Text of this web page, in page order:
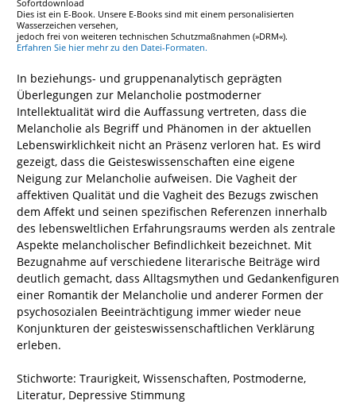
Sofortdownload
Dies ist ein E-Book. Unsere E-Books sind mit einem personalisierten
Wasserzeichen versehen,
jedoch frei von weiteren technischen Schutzmaßnahmen (»DRM«).
Erfahren Sie hier mehr zu den Datei-Formaten.
In beziehungs- und gruppenanalytisch geprägten
Überlegungen zur Melancholie postmoderner
Intellektualität wird die Auffassung vertreten, dass die
Melancholie als Begriff und Phänomen in der aktuellen
Lebenswirklichkeit nicht an Präsenz verloren hat. Es wird
gezeigt, dass die Geisteswissenschaften eine eigene
Neigung zur Melancholie aufweisen. Die Vagheit der
affektiven Qualität und die Vagheit des Bezugs zwischen
dem Affekt und seinen spezifischen Referenzen innerhalb
des lebensweltlichen Erfahrungsraums werden als zentrale
Aspekte melancholischer Befindlichkeit bezeichnet. Mit
Bezugnahme auf verschiedene literarische Beiträge wird
deutlich gemacht, dass Alltagsmythen und Gedankenfiguren
einer Romantik der Melancholie und anderer Formen der
psychosozialen Beeinträchtigung immer wieder neue
Konjunkturen der geisteswissenschaftlichen Verklärung
erleben.
Stichworte: Traurigkeit, Wissenschaften, Postmoderne,
Literatur, Depressive Stimmung